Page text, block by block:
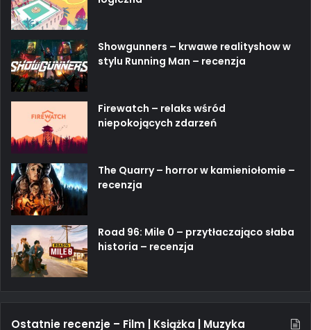
Showgunners – krwawe realityshow w
stylu Running Man – recenzja
Firewatch – relaks wśród
niepokojących zdarzeń
The Quarry – horror w kamieniołomie –
recenzja
Road 96: Mile 0 – przytłaczająco słaba
historia – recenzja
Ostatnie recenzje – Film | Książka | Muzyka